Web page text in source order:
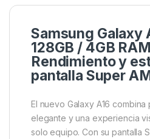
Samsung Galaxy
128GB / 4GB
Rendimiento y
pantalla Super
El nuevo Galaxy A16
elegante y una experiencia
solo equipo. Con su pantalla